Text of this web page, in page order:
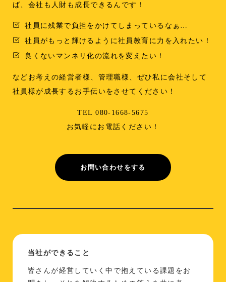
ば、会社も人財も成長できるんです！
社員に残業で負担をかけてしまっているなぁ…
社員がもっと輝けるように社員教育に力を入れたい！
良くないマンネリ化の流れを変えたい！
などお考えの経営者様、管理職様、ぜひ私に会社そして
社員様が成長するお手伝いをさせてください！
TEL 080-1668-5675
お気軽にお電話ください！
お問い合わせをする
当社ができること
皆さんが経営していく中で抱えている課題をお